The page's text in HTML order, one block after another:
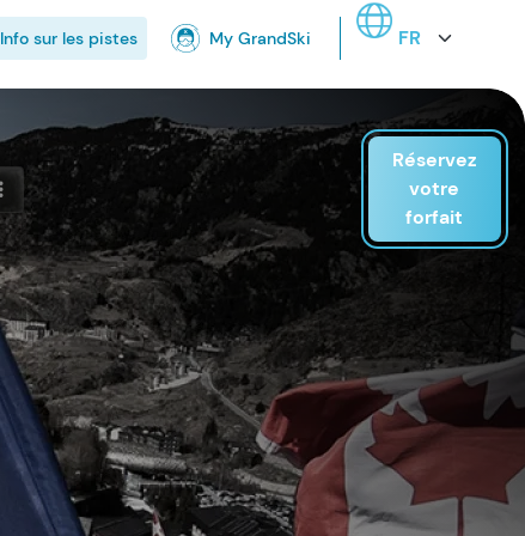
Info sur les pistes My GrandSki Select your
Réservez
votre
forfait